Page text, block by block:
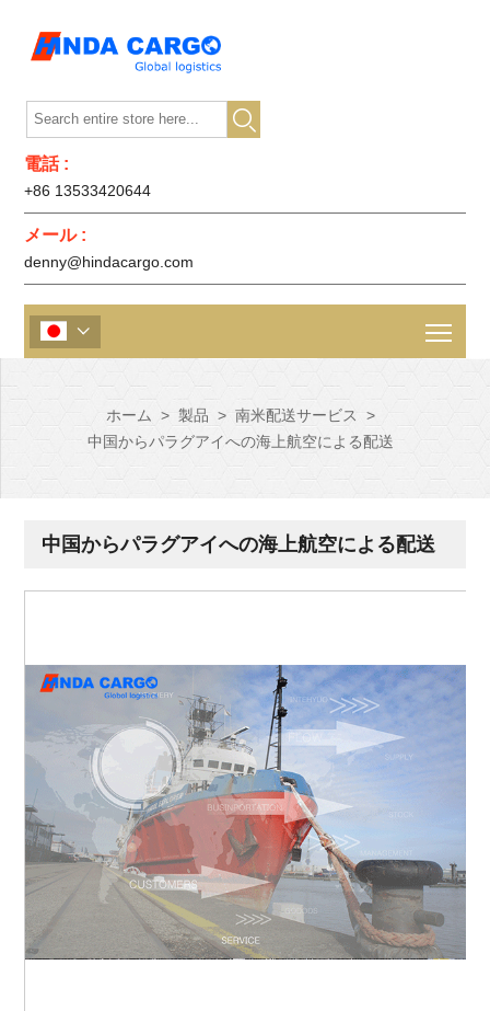

電話 :
+86 13533420644
メール :
denny@hindacargo.com

ホーム > 製品 > 南米配送サービス
>
中国からパラグアイへの海上航空による配送
中国からパラグアイへの海上航空による配送